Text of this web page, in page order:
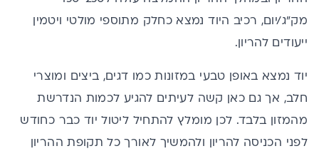
מק"ג/יום, רכיב היוד נמצא כחלק מתוספי מולטי ויטמין
ייעודים להריון.
יוד נמצא באופן טבעי במזונות כמו דגים, ביצים ומוצרי
חלב, אך גם כאן קשה לעיתים להגיע לכמות הנדרשת
מהמזון בלבד. לכן מומלץ להתחיל ליטול יוד כבר כחודש
לפני הכניסה להריון ולהמשיך לאורך כל תקופת ההריון